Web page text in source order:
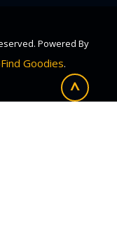
Powered By
Goodies.
^